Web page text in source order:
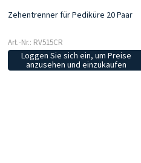
Zehentrenner für Pediküre 20 Paar
Art.-Nr.: RV515CR
Loggen Sie sich ein, um Preise
anzusehen und einzukaufen